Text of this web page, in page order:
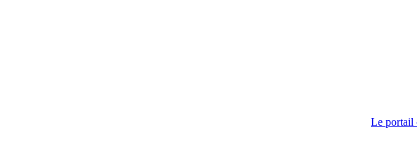
Le portail